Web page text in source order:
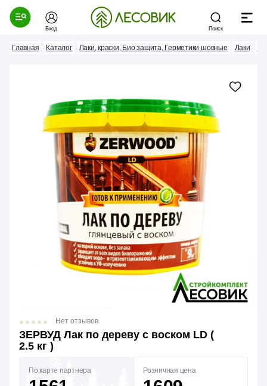
Вход Поиск
Главная Каталог Лаки, краски, Био защита, Герметики шовные Лаки
ЗЕРВУД Лак по дереву с воском LD (
2.5 кг )
Нет отзывов
По карте партнера Розничная цена